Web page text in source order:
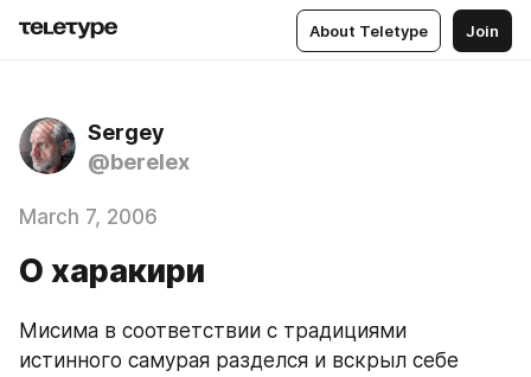
About Teletype Join
Sergey
@berelex
March 7, 2006
О харакири
Мисима в соответствии с традициями
истинного самурая разделся и вскрыл себе